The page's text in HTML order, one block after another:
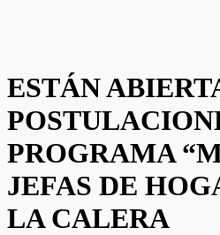
ESTÁN
PROGRAMA
JEFAS DE
LA CALERA